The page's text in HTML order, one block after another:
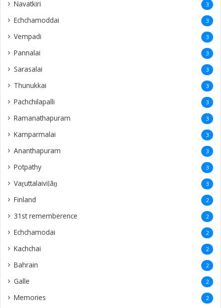
Navatkiri 3
Echchamoddai 3
Vempadi 3
Pannalai 3
Sarasalai 3
Thunukkai 3
Pachchilapalli 3
Ramanathapuram 3
Kamparmalai 3
Ananthapuram 3
‎Potpathy 3
Vaṟuttalaiviḷāṉ 3
Finland 2
31st rememberence 2
Echchamodai 2
Kachchai 2
Bahrain 2
Galle 2
Memories 2